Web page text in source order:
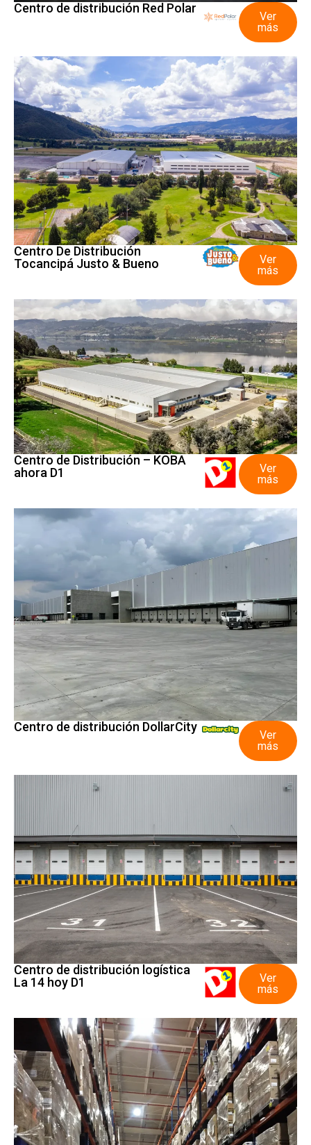
Centro de distribución Red Polar
Ver
más
Centro De Distribución
Tocancipá Justo & Bueno
Ver
más
Centro de Distribución – KOBA
ahora D1
Ver
más
Centro de distribución DollarCity
Ver
más
Centro de distribución logística
La 14 hoy D1
Ver
más